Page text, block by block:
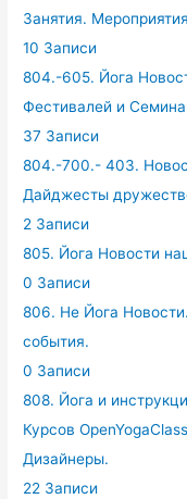
Занятия.
10 Записи
804.-605. Йога
Фестивалей и
37 Записи
804.-700.- 403.
Дайджесты
2 Записи
805. Йога Новости
0 Записи
806. Не Йога
события.
0 Записи
808. Йога и
Курсов
Дизайнеры.
22 Записи